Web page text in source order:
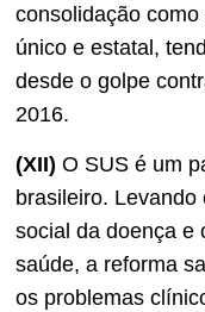
consolidação
único e estatal,
desde o golpe
2016.
(XII) O SUS é um
brasileiro.
social da doença e
saúde, a reforma
os problemas